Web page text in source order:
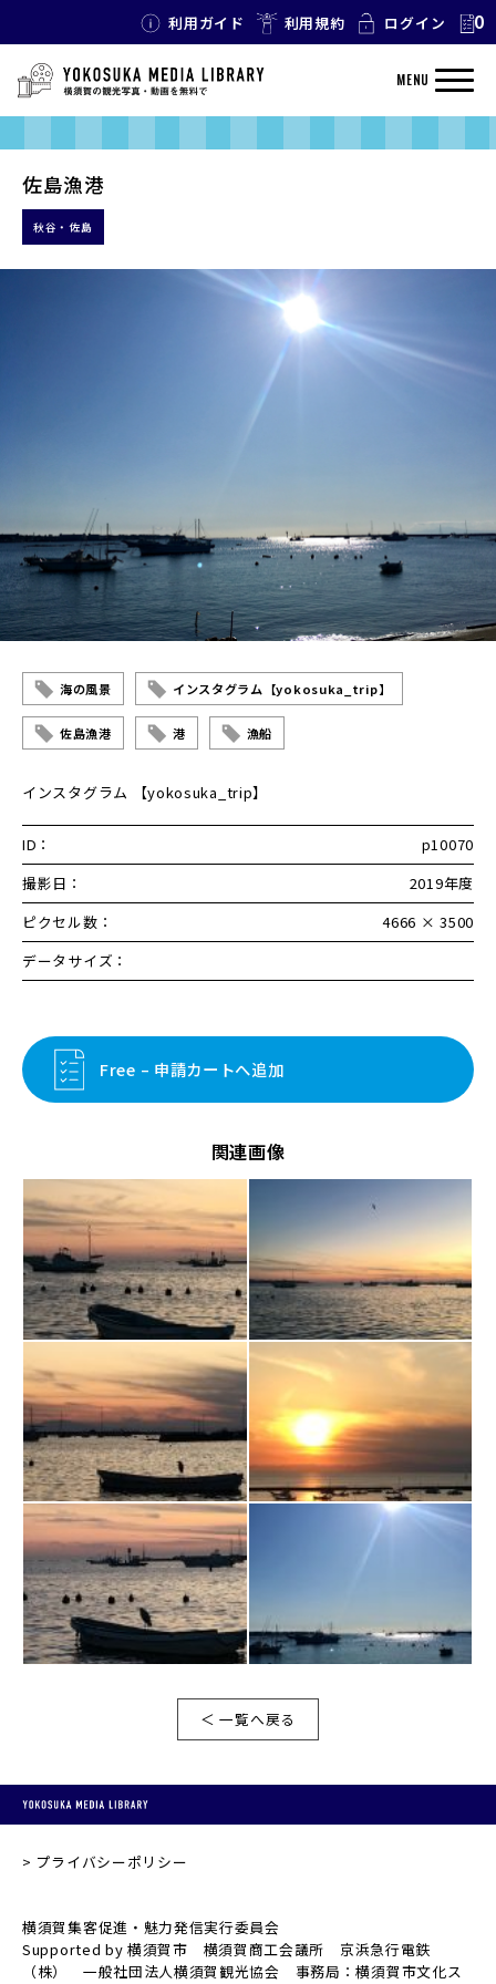
利用ガイド 利用規約 ログイン 0
MENU
佐島漁港
秋谷・佐島
海の風景 インスタグラム【yokosuka_trip】
佐島漁港 港 漁船
インスタグラム 【yokosuka_trip】
ID：
p10070
撮影日：
2019年度
ピクセル数：
4666 × 3500
データサイズ：
Free – 申請カートへ追加
関連画像
＜ 一覧へ戻る
プライバシーポリシー
横須賀集客促進・魅力発信実行委員会
Supported by 横須賀市 横須賀商工会議所 京浜急行電鉄
（株） 一般社団法人横須賀観光協会 事務局：横須賀市文化ス